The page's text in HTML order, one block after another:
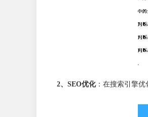
2、SEO优化：在搜索引擎优